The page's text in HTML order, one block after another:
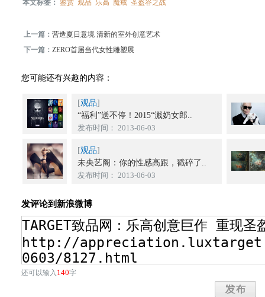
本文标签：鉴赏 观品 乐高 魔戒 圣盔谷之战
上一篇：营造夏日意境 清新的室外创意艺术
下一篇：ZERO首届当代女性雕塑展
您可能还有兴趣的内容：
[观品]
“福利”送不停！2015“溅奶女郎..
发布时间： 2013-06-03
[观品]
未央艺阁：你的性感高跟，戳碎了..
发布时间： 2013-06-03
发评论到新浪微博
还可以输入 140字